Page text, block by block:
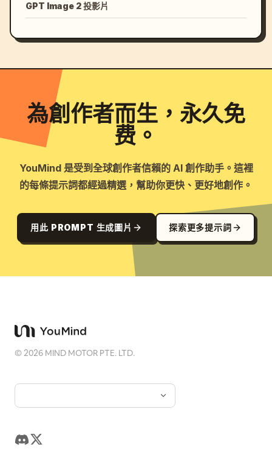
新娘与新郎并肩坐下或相对而坐，两人各执一只酒杯，手臂
自然交错，准备饮合卺酒。
新娘穿凤冠霞帔，团扇可放在桌边或膝上。
新郎穿大红圆领袍，乌纱帽端正。
这张不要两人继续互看，改成 两个人都低头看酒杯或看交
表情上，两人都沉静、庄重、专注，有仪式感。
动作要克制、优雅，袖口和袍袖自然垂落。
部线条、烛光、桌面器物和服饰细节。
光影以暖烛光氛围为主，配合柔和主光，金线刺绣、瓷器和
场景为红帷幔与明式长廊之间，背景有宫灯、木格窗、深色
新娘与新郎并肩缓步前行，可以共提一盏红色宫灯，也可以
新娘穿凤冠霞帔，裙摆和大袖随着步伐自然摆动。
表情上，两人都更柔和一些，有婚礼后同行的默契感。
GPT Image 2 投影片
為創作者而生，永久免
费。
YouMind 是受到全球創作者信賴的 AI 創作助手。這裡
的每條提示詞都經過精選，幫助你更快、更好地創作。
用此 PROMPT 生成圖片 探索更多提示詞
©2026 MIND MOTOR PTE. LTD.